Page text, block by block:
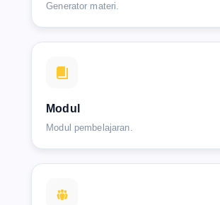
Generator materi.
Modul
Modul pembelajaran.